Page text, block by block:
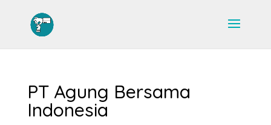
PT Agung Bersama
Indonesia